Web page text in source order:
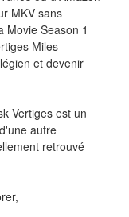
MKV sans
Movie Season 1
Miles
et devenir
Vertiges est un
autre
retrouvé